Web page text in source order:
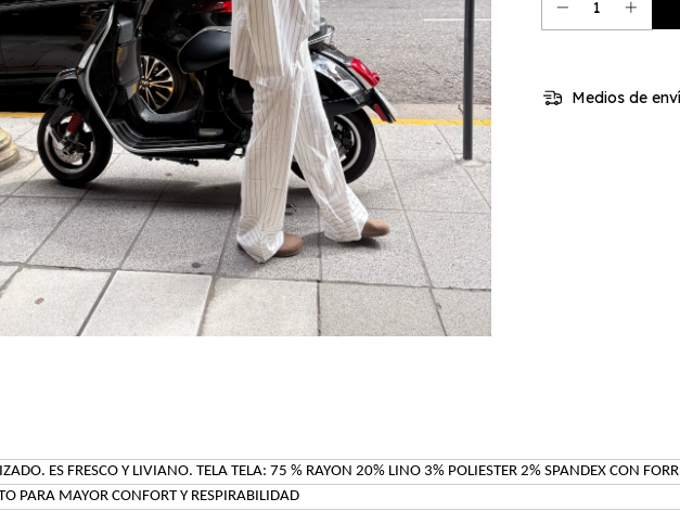
Medios de
ES FRESCO Y LIVIANO. TELA TELA: 75 % RAYON 20% LINO 3% POLIESTER 2% SPANDEX CON
PARA MAYOR CONFORT Y RESPIRABILIDAD